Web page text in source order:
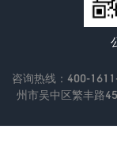
咨询热线：400-
州市吴中区繁丰路
Copyright © 2022